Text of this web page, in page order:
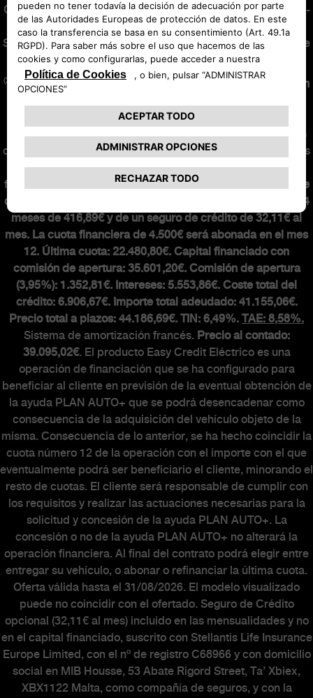
General de Seguros y Fondos de Pensiones con la clave AJ-
171 y con Seguro de Responsabilidad Civil contratado.
Sujeta a normas de suscripción de la aseguradora. Consulte
condiciones enabarth.es.
(2) Oferta financiera de 36 meses y 30.000 km.
Nuevo Abarth
financiando de 37.280,02€en Península y Baleares para
clientes particulares que financien un mínimo de 36 meses
con Stellantis Financial Services España, EFC, S.A. Incluidos
impuestos, transporte, descuentos. Sujeto a aprobación
financiera.
Entrada: 3.031,63€. Mensualidad de 449€ que se
componen de una cuota financiera para una duración de 34
meses de 416,89€ y de un seguro de crédito de 32,11€ al
mes. La cuota financiera de 4.500€ será abonada en el mes
12. Última cuota: 22.480,80€. Capital financiado con
comisión de apertura: 35.601,20€. Comisión de apertura
(3,95%): 1.352,81€. Intereses: 5.553,86€. Coste total del
crédito: 6.906,67€. Importe total adeudado: 41.155,06€.
Precio total a plazos: 44.186,69€. TIN: 6,49%. TAE: 8,58%.
Sistema de amortización francés. Precio al contado:
39.095,02€. El producto Easy Credit Eléctrico es una
operación de financiación que se ha configurado para
beneficiar al cliente en previsión de la eventual obtención de
la ayuda PLAN AUTO+ que se podrá desencadenar como
consecuencia de la adquisición del vehículo objeto de la
misma. Consecuencia de lo anterior, se ha hecho coincidir la
cuota número 12 de la operación con el importe con el que
eventualmente podrá ser beneficiario el cliente, minorando el
resto de cuotas. El cliente será responsable de cumplir con
los requisitos y realizar las actuaciones necesarias para la
solicitud y concesión de la ayuda PLAN AUTO+. La
concesión o no de la ayuda PLAN AUTO+ no alterará la
operación financiera. Al final del contrato podrá elegir entre
entregar su vehículo, o abonar o refinanciar la última cuota.
Oferta válida hasta el 31/08/2026. El modelo visualizado
puede no coincidir con el ofertado. Seguro de Crédito
opcional (32,11€ al mes) incluido en las mensualidades y no
en el capital financiado, suscrito con Stellantis Life Insurance
Europe Limited, con el nº de registro C68966 y con domicilio
social en MIB Housse, 53 Abate Rigord Street, Ta’ Xbiex,
XBX1122 Malta, como compañía de seguros, y con la